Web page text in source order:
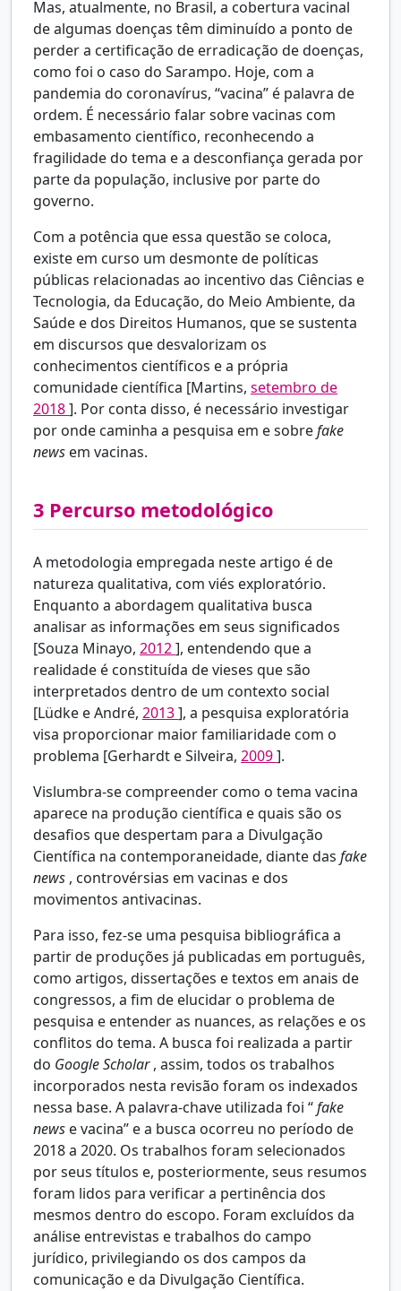
Mas, atualmente, no Brasil, a cobertura vacinal
de algumas doenças têm diminuído a ponto de
perder a certificação de erradicação de doenças,
como foi o caso do Sarampo. Hoje, com a
pandemia do coronavírus, “vacina” é palavra de
ordem. É necessário falar sobre vacinas com
embasamento científico, reconhecendo a
fragilidade do tema e a desconfiança gerada por
parte da população, inclusive por parte do
governo.
Com a potência que essa questão se coloca,
existe em curso um desmonte de políticas
públicas relacionadas ao incentivo das Ciências e
Tecnologia, da Educação, do Meio Ambiente, da
Saúde e dos Direitos Humanos, que se sustenta
em discursos que desvalorizam os
conhecimentos científicos e a própria
comunidade científica [Martins, setembro de
2018]. Por conta disso, é necessário investigar
por onde caminha a pesquisa em e sobrefake
news em vacinas.
3 Percurso metodológico
A metodologia empregada neste artigo é de
natureza qualitativa, com viés exploratório.
Enquanto a abordagem qualitativa busca
analisar as informações em seus significados
[Souza Minayo, 2012], entendendo que a
realidade é constituída de vieses que são
interpretados dentro de um contexto social
[Lüdke e André, 2013], a pesquisa exploratória
visa proporcionar maior familiaridade com o
problema [Gerhardt e Silveira, 2009].
Vislumbra-se compreender como o tema vacina
aparece na produção científica e quais são os
desafios que despertam para a Divulgação
Científica na contemporaneidade, diante das fake
news , controvérsias em vacinas e dos
movimentos antivacinas.
Para isso, fez-se uma pesquisa bibliográfica a
partir de produções já publicadas em português,
como artigos, dissertações e textos em anais de
congressos, a fim de elucidar o problema de
pesquisa e entender as nuances, as relações e os
conflitos do tema. A busca foi realizada a partir
do Google Scholar, assim, todos os trabalhos
incorporados nesta revisão foram os indexados
nessa base. A palavra-chave utilizada foi “fake
news e vacina” e a busca ocorreu no período de
2018 a 2020. Os trabalhos foram selecionados
por seus títulos e, posteriormente, seus resumos
foram lidos para verificar a pertinência dos
mesmos dentro do escopo. Foram excluídos da
análise entrevistas e trabalhos do campo
jurídico, privilegiando os dos campos da
comunicação e da Divulgação Científica.